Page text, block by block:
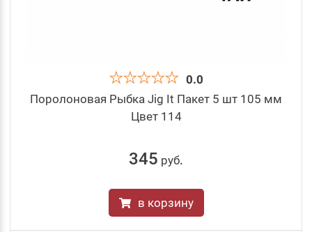
0.0
Поролоновая Рыбка Jig It Пакет 5 шт 105 мм
Цвет 114
345 руб.
в корзину